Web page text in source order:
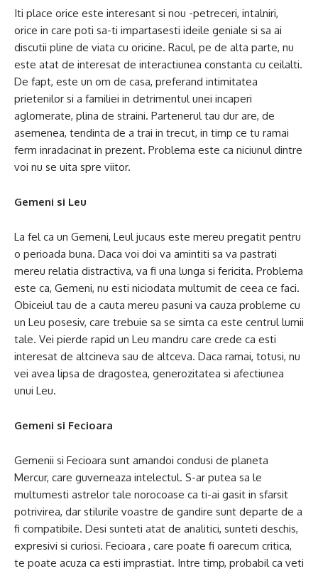
Iti place orice este interesant si nou -petreceri, intalniri,
orice in care poti sa-ti impartasesti ideile geniale si sa ai
discutii pline de viata cu oricine. Racul, pe de alta parte, nu
este atat de interesat de interactiunea constanta cu ceilalti.
De fapt, este un om de casa, preferand intimitatea
prietenilor si a familiei in detrimentul unei incaperi
aglomerate, plina de straini. Partenerul tau dur are, de
asemenea, tendinta de a trai in trecut, in timp ce tu ramai
ferm inradacinat in prezent. Problema este ca niciunul dintre
voi nu se uita spre viitor.
Gemeni si Leu
La fel ca un Gemeni, Leul jucaus este mereu pregatit pentru
o perioada buna. Daca voi doi va amintiti sa va pastrati
mereu relatia distractiva, va fi una lunga si fericita. Problema
este ca, Gemeni, nu esti niciodata multumit de ceea ce faci.
Obiceiul tau de a cauta mereu pasuni va cauza probleme cu
un Leu posesiv, care trebuie sa se simta ca este centrul lumii
tale. Vei pierde rapid un Leu mandru care crede ca esti
interesat de altcineva sau de altceva. Daca ramai, totusi, nu
vei avea lipsa de dragostea, generozitatea si afectiunea
unui Leu.
Gemeni si Fecioara
Gemenii si Fecioara sunt amandoi condusi de planeta
Mercur, care guverneaza intelectul. S-ar putea sa le
multumesti astrelor tale norocoase ca ti-ai gasit in sfarsit
potrivirea, dar stilurile voastre de gandire sunt departe de a
fi compatibile. Desi sunteti atat de analitici, sunteti deschis,
expresivi si curiosi. Fecioara , care poate fi oarecum critica,
te poate acuza ca esti imprastiat. Intre timp, probabil ca veti